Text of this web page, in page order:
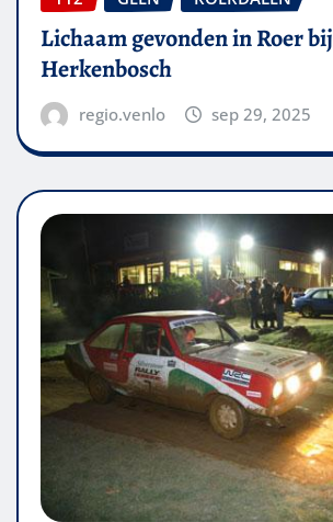
Lichaam gevonden in Roer bij
Herkenbosch
regio.venlo sep 29, 2025